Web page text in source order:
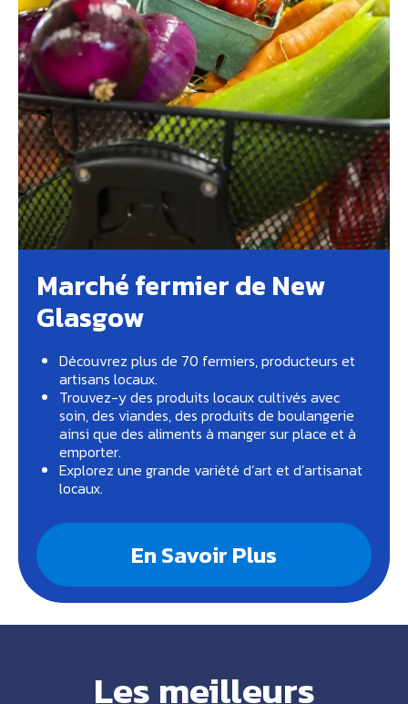
Marché fermier de New
Glasgow
Découvrez plus de 70 fermiers, producteurs et
artisans locaux.
Trouvez-y des produits locaux cultivés avec
soin, des viandes, des produits de boulangerie
ainsi que des aliments à manger sur place et à
emporter.
Explorez une grande variété d’art et d’artisanat
locaux.
En Savoir Plus
Les meilleurs